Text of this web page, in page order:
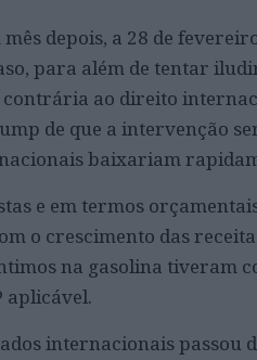
depois, a 28 de
para além de tentar
ao direito
de que a intervenção
baixariam
e em termos
o crescimento das
na gasolina tiveram
aplicável.
internacionais passou